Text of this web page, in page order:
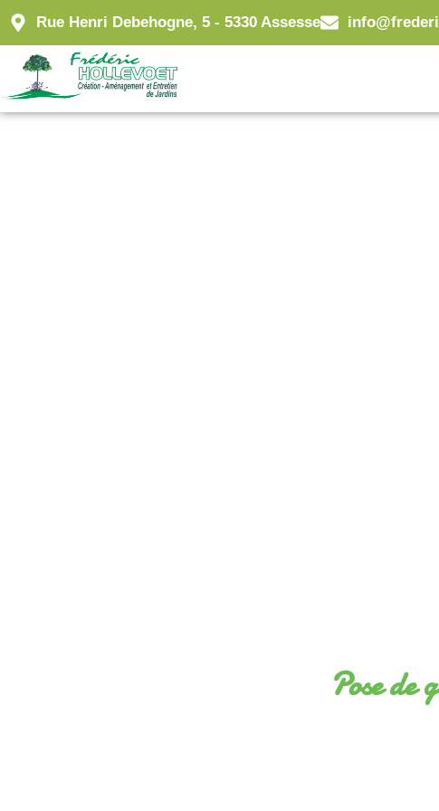
Rue Henri Debehogne, 5 - 5330 Assesse
Pose de